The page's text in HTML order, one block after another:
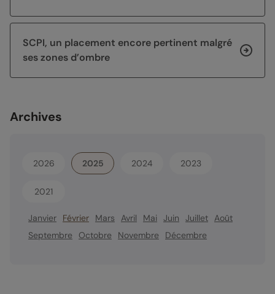
SCPI, un placement encore pertinent malgré
ses zones d’ombre
Archives
2026 2025 2024 2023
2021
Janvier Février Mars Avril Mai Juin Juillet Août
Septembre
Octobre Novembre Décembre